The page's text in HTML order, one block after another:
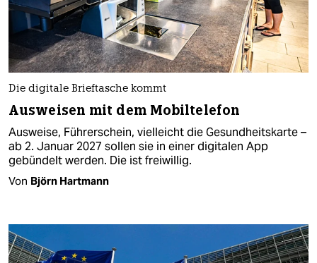
Die digitale Brieftasche kommt
Ausweisen mit dem Mobiltelefon
Ausweise, Führerschein, vielleicht die Gesundheitskarte –
ab 2. Januar 2027 sollen sie in einer digitalen App
gebündelt werden. Die ist freiwillig.
Von Björn Hartmann